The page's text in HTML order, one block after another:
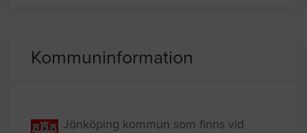
Kommuninformation
Jönköping kommun som finns vid